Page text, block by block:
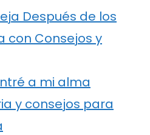
Después de los
con Consejos y
a mi alma
y consejos para